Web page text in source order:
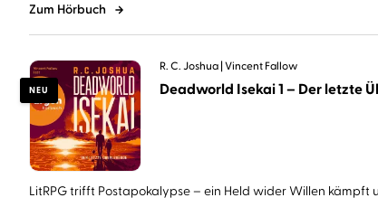
Zum Hörbuch
NEU
R. C. Joshua Vincent Fallow
Deadworld Isekai 1 – Der letzte
LitRPG trifft Postapokalypse – ein Held wider Willen kämpft